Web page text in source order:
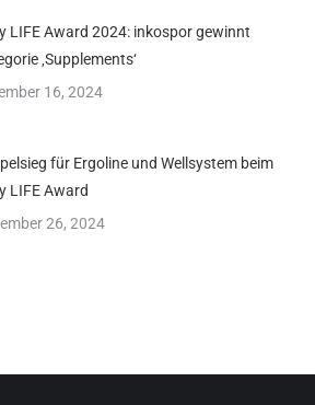
LIFE Award 2024: inkospor gewinnt
‚Supplements‘
16, 2024
für Ergoline und Wellsystem beim
LIFE Award
26, 2024